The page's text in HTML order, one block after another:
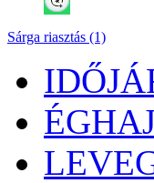
Sárga riasztás (1)